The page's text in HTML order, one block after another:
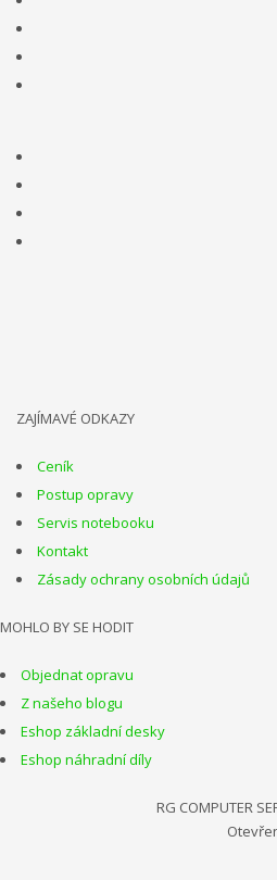
ZAJÍMAVÉ ODKAZY
Ceník
Postup opravy
Servis notebooku
Kontakt
Zásady ochrany osobních údajů
MOHLO BY SE HODIT
Objednat opravu
Z našeho blogu
Eshop základní desky
Eshop náhradní díly
RG COMPUTER